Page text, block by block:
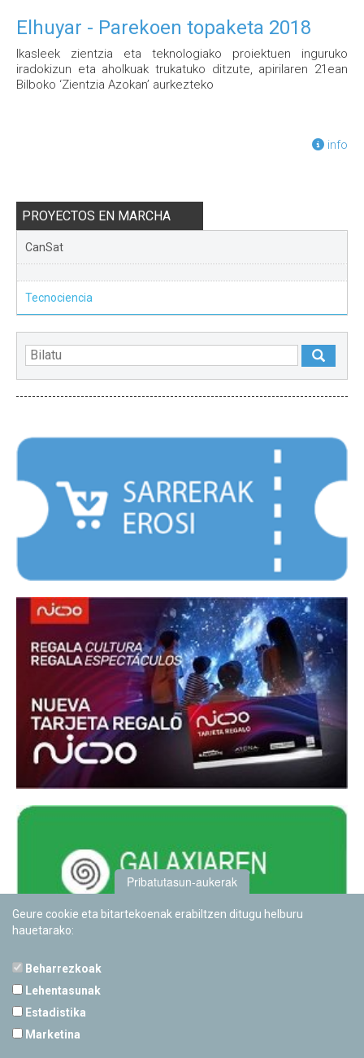
Elhuyar - Parekoen topaketa 2018
Ikasleek zientzia eta teknologiako proiektuen inguruko
iradokizun eta aholkuak trukatuko ditzute, apirilaren 21ean
Bilboko ‘Zientzia Azokan’ aurkezteko
info
PROYECTOS EN MARCHA
CanSat
Tecnociencia
Pribatutasun-aukerak
Geure cookie eta bitartekoenak erabiltzen ditugu helburu
hauetarako:
Beharrezkoak
Lehentasunak
Estadistika
Marketina